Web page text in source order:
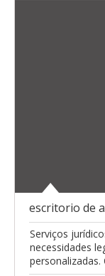
escritorio de
Serviços
necessidades
personalizadas.